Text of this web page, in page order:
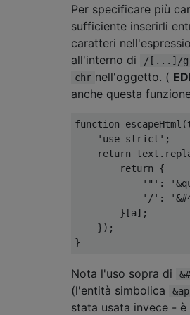
Per specificare più
sufficiente inserirli
caratteri
all'interno di
/[...]/g
chr nell'oggetto. (
anche questa
function escapeHtml (
'use strict' ;
return text .
return
{
'"' :
'/' :
}[a];
});
}
Nota l'uso sopra di
(l'entità simbolica
stata usata invece -